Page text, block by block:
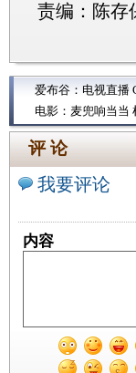
责编：陈存
爱布谷： 电视直播
电影： 麦兜响当当
评 论
我要评论
内容